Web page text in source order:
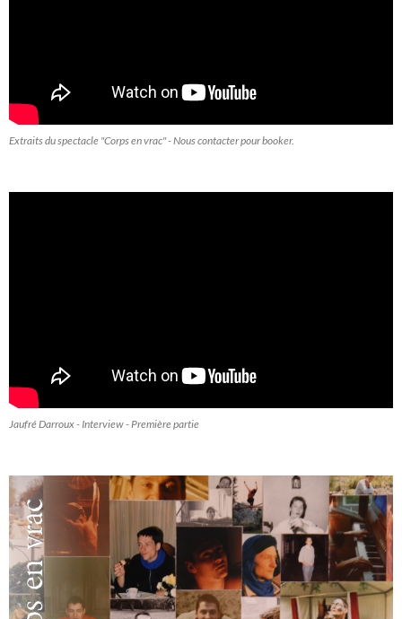
Extraits du spectacle "Corps en vrac" - Nous contacter pour booker.
Jaufré Darroux - Interview - Première partie